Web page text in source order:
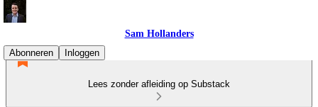
Sam Hollanders
Abonneren
Inloggen
Lees zonder afleiding op Substack